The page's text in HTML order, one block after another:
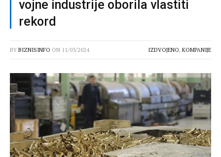
vojne industrije oborila vlastiti
rekord
BY BIZNISINFO ON 11/03/2024 IZDVOJENO KOMPANIJE